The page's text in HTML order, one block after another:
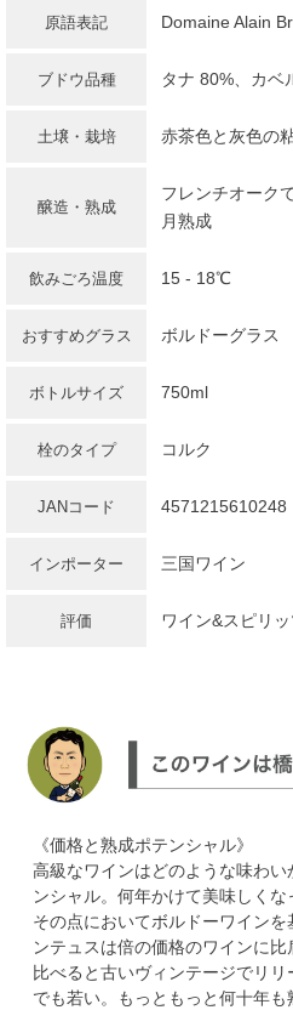
原語表記 Domaine Alain
ブドウ品種 タナ 80%、カベ
土壌・栽培 赤茶色と灰色の
醸造・熟成
フレンチオーク
月熟成
飲みごろ温度 15 - 18℃
おすすめグラス ボルドーグラス
ボトルサイズ 750ml
栓のタイプ コルク
JANコード 4571215610248
インポーター 三国ワイン
評価 ワイン&スピリ
《価格と熟成ポテンシャル》
高級なワインはどのような味わ
ンシャル。何年かけて美味しくな
その点においてボルドーワイン
ンテュスは倍の価格のワインに
比べると古いヴィンテージでリ
でも若い。もっともっと何十年